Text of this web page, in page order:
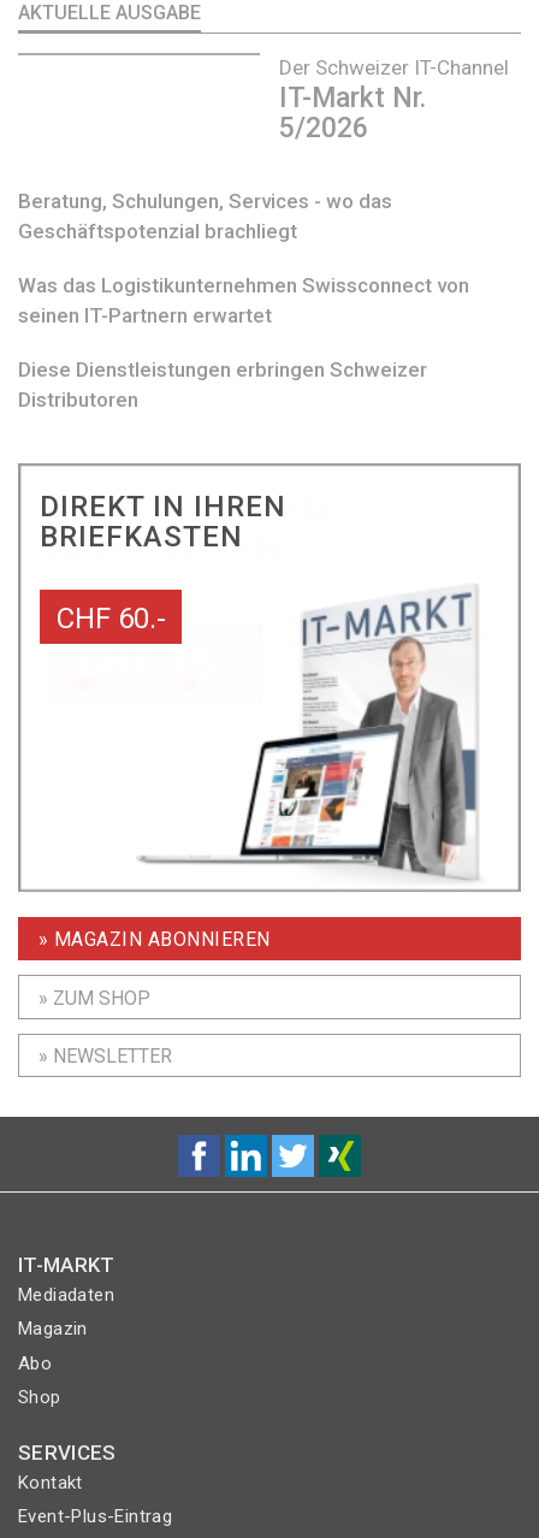
AKTUELLE AUSGABE
Der Schweizer IT-Channel
IT-Markt Nr.
5/2026
Beratung, Schulungen, Services - wo das
Geschäftspotenzial brachliegt
Was das Logistikunternehmen Swissconnect von
seinen IT-Partnern erwartet
Diese Dienstleistungen erbringen Schweizer
Distributoren
DIREKT IN IHREN
BRIEFKASTEN
CHF 60.-
» MAGAZIN ABONNIEREN
» ZUM SHOP
» NEWSLETTER
IT-MARKT
Mediadaten
Magazin
Abo
Shop
SERVICES
Kontakt
Event-Plus-Eintrag